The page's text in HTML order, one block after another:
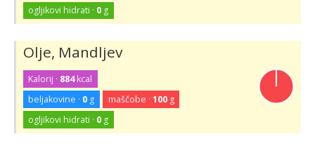
ogljikovi hidrati · 0 g
Olje, Mandljev
Kalorij · 884kcal
beljakovine · 0 g maščobe · 100g
ogljikovi hidrati · 0 g